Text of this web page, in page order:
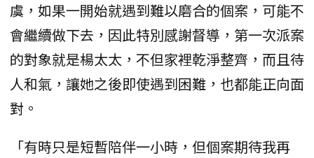
虞，如果一開始就遇到難以磨合的個案，可能不
會繼續做下去，因此特別感謝督導，第一次派案
的對象就是楊太太，不但家裡乾淨整齊，而且待
人和氣，讓她之後即使遇到困難，也都能正向面
對。
「有時只是短暫陪伴一小時，但個案期待我再